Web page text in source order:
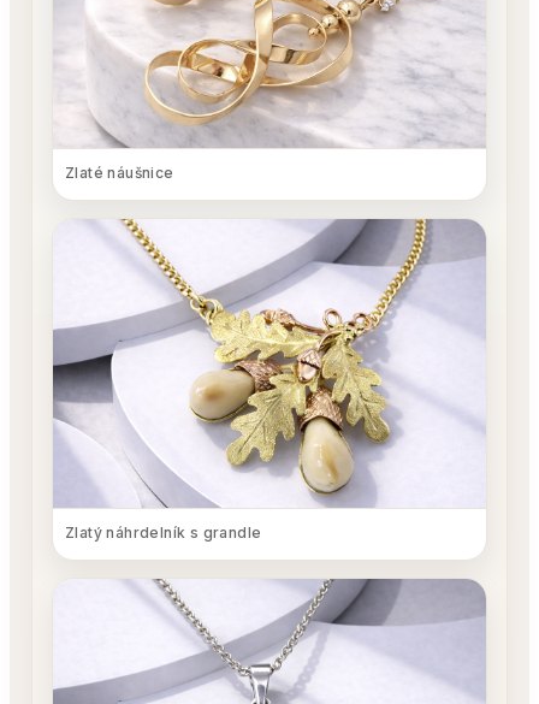
Zlaté náušnice
Zlatý náhrdelník s grandle